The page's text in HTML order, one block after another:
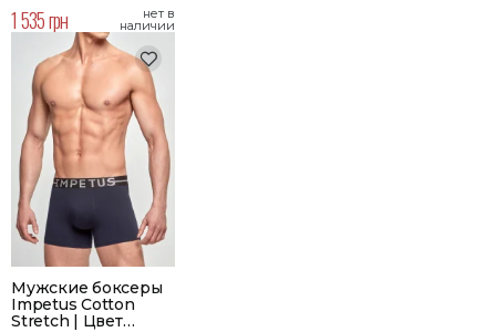
1 535 грн нет в
наличии
Мужские боксеры
Impetus Cotton
Stretch | Цвет